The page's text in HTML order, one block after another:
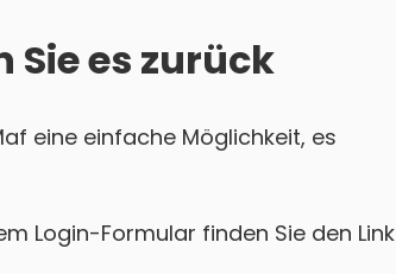
Sie es zurück
eine einfache Möglichkeit, es
Login-Formular finden Sie den Link